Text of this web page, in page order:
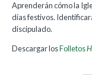
Aprenderán cómo la
días festivos.
discipulado.
Descargar losFolletos